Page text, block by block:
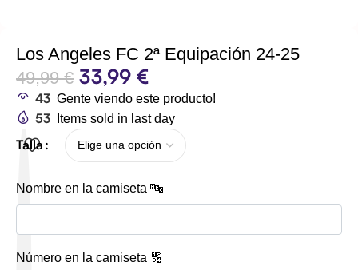
Los Angeles FC 2ª Equipación 24-25
49,99€ 33,99 €
43 Gente viendo este producto!
53 Items sold in last day
Talla
Nombre en la camiseta 🔤
Número en la camiseta 🔢